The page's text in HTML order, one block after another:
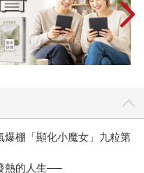
爆棚「顯化小魔女」九粒第
熱的人生──